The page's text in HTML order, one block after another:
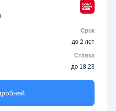
Срок
до 2 лет
Ставка
до 18.23